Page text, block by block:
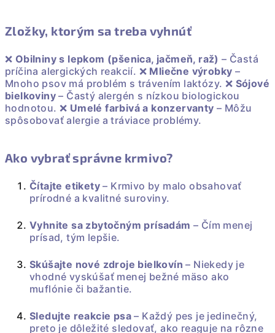
Zložky, ktorým sa treba vyhnúť
❌ Obilniny s lepkom (pšenica, jačmeň, raž) – Častá
príčina alergických reakcií. ❌ Mliečne výrobky –
Mnoho psov má problém s trávením laktózy. ❌ Sójové
bielkoviny – Častý alergén s nízkou biologickou
hodnotou. ❌ Umelé farbivá a konzervanty – Môžu
spôsobovať alergie a tráviace problémy.
Ako vybrať správne krmivo?
Čítajte etikety – Krmivo by malo obsahovať
prírodné a kvalitné suroviny.
Vyhnite sa zbytočným prísadám – Čím menej
prísad, tým lepšie.
Skúšajte nové zdroje bielkovín – Niekedy je
vhodné vyskúšať menej bežné mäso ako
muflónie či bažantie.
Sledujte reakcie psa – Každý pes je jedinečný,
preto je dôležité sledovať, ako reaguje na rôzne